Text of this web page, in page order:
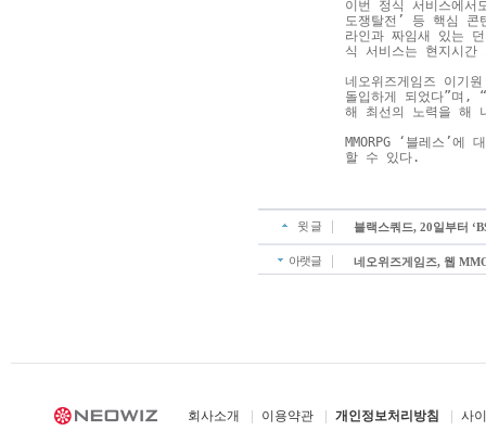
이번 정식 서비스에서
도쟁탈전’ 등 핵심 콘
라인과 짜임새 있는
식 서비스는 현지시
네오위즈게임즈 이기
돌입하게 되었다”며,
해 최선의 노력을 해
MMORPG ‘블레스’
할 수 있다.
윗 글 블랙스쿼드, 20일부터
아랫글 네오위즈게임즈, 웹
회사소개 이용약관 개인정보처리방침 사